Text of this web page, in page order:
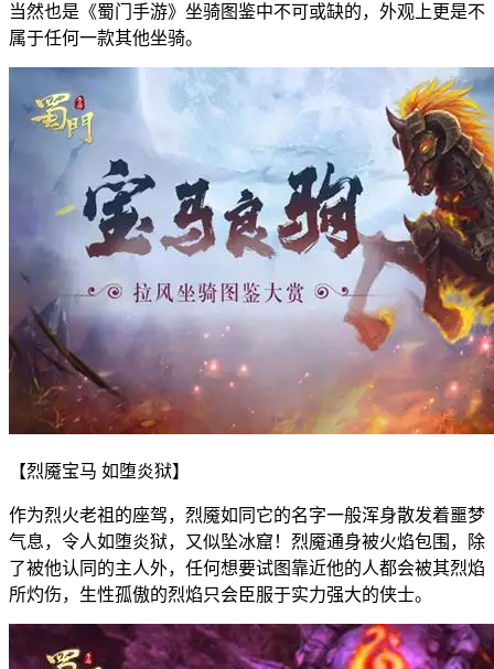
当然也是《蜀门手游》坐骑图鉴中不可或缺的，外观上更是不
属于任何一款其他坐骑。
【烈魇宝马 如堕炎狱】
作为烈火老祖的座驾，烈魇如同它的名字一般浑身散发着噩梦
气息，令人如堕炎狱，又似坠冰窟！烈魇通身被火焰包围，除
了被他认同的主人外，任何想要试图靠近他的人都会被其烈焰
所灼伤，生性孤傲的烈焰只会臣服于实力强大的侠士。